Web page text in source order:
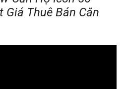
Giá Thuê Bán Căn